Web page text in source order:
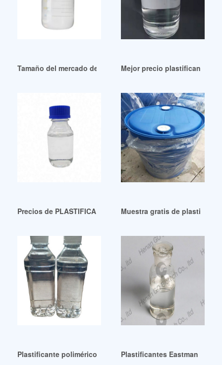
Tamaño del mercado de bioplastificantes Tendencia de
Mejor precio plastificante
Precios de PLASTIFICADORES Eastman de alto rendimiento
Muestra gratis de
Plastificante polimérico de alta pureza Admex-6187 Bolivia
Plastificantes Eastman de